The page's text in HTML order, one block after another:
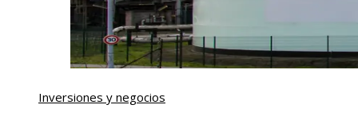
Inversiones y negocios